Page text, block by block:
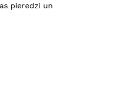
pieredzi un